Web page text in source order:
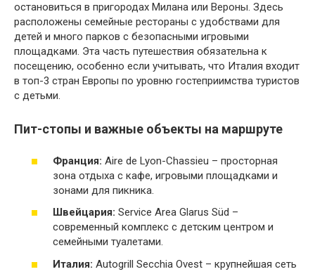
остановиться в пригородах Милана или Вероны. Здесь
расположены семейные рестораны с удобствами для
детей и много парков с безопасными игровыми
площадками. Эта часть путешествия обязательна к
посещению, особенно если учитывать, что Италия входит
в топ-3 стран Европы по уровню гостеприимства туристов
с детьми.
Пит-стопы и важные объекты на маршруте
Франция: Aire de Lyon-Chassieu – просторная
зона отдыха с кафе, игровыми площадками и
зонами для пикника.
Швейцария: Service Area Glarus Süd –
современный комплекс с детским центром и
семейными туалетами.
Италия: Autogrill Secchia Ovest – крупнейшая сеть